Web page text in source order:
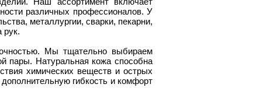
различных профессионалов. У
металлургии, сварки, пекарни,
рук.
Мы тщательно выбираем
пары. Натуральная кожа способна
химических веществ и острых
гибкость и комфорт